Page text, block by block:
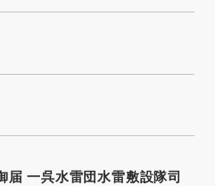
届 一呉水雷団水雷敷設隊司